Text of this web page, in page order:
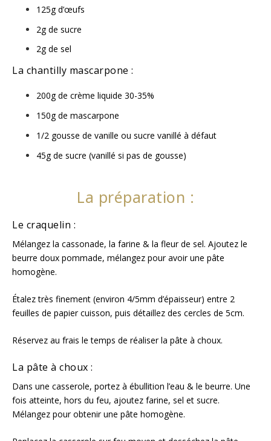
125g d’œufs ⁣⁣
2g de sucre⁣⁣
2g de sel⁣⁣
La chantilly mascarpone :
200g de crème liquide 30-35%
150g de mascarpone ⁣⁣
1/2 gousse de vanille ou sucre vanillé à défaut
45g de sucre (vanillé si pas de gousse)⁣⁣
La préparation :
Le craquelin :
Mélangez la cassonade, la farine & la fleur de sel. Ajoutez le
beurre doux pommade, mélangez pour avoir une pâte
homogène.
Étalez très finement (environ 4/5mm d’épaisseur) entre 2
feuilles de papier cuisson, puis détaillez des cercles de 5cm.
Réservez au frais⁣ le temps de réaliser la pâte à choux.
La pâte à choux :
Dans une casserole, portez à ébullition l’eau & le beurre. Une
fois atteinte, hors du feu, ajoutez farine, sel et sucre.
Mélangez pour obtenir une pâte homogène⁣⁣.